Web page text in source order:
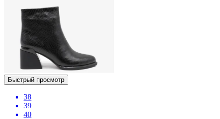
Быстрый просмотр
38
39
40